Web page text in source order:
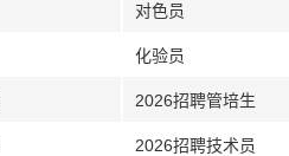
对色员
化验员
2026招聘管培生
2026招聘技术员